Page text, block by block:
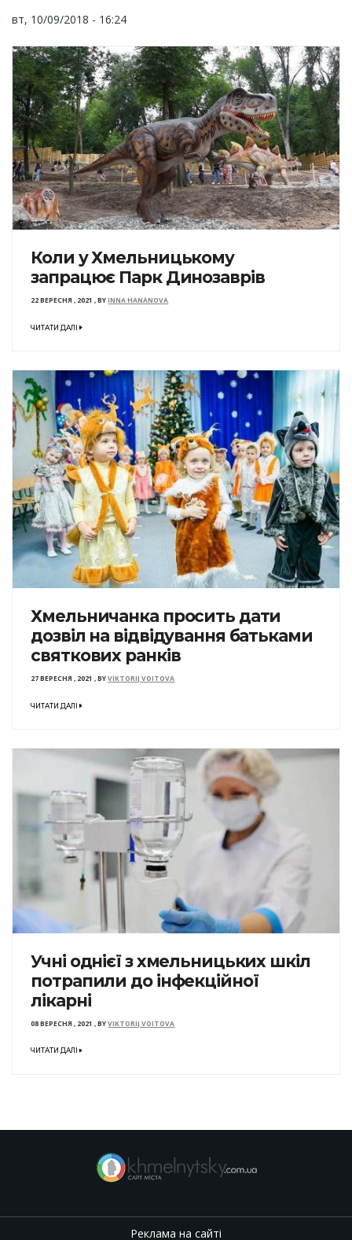
вт, 10/09/2018 - 16:24
Коли у Хмельницькому
запрацює Парк Динозаврів
22 ВЕРЕСНЯ , 2021 ,BYINNA HANANOVA
ЧИТАТИ ДАЛІ
Хмельничанка просить дати
дозвіл на відвідування батьками
святкових ранків
27 ВЕРЕСНЯ , 2021 ,BYVIKTORIJ VOITOVA
ЧИТАТИ ДАЛІ
Учні однієї з хмельницьких шкіл
потрапили до інфекційної
лікарні
08 ВЕРЕСНЯ , 2021 ,BYVIKTORIJ VOITOVA
ЧИТАТИ ДАЛІ
Реклама на сайті